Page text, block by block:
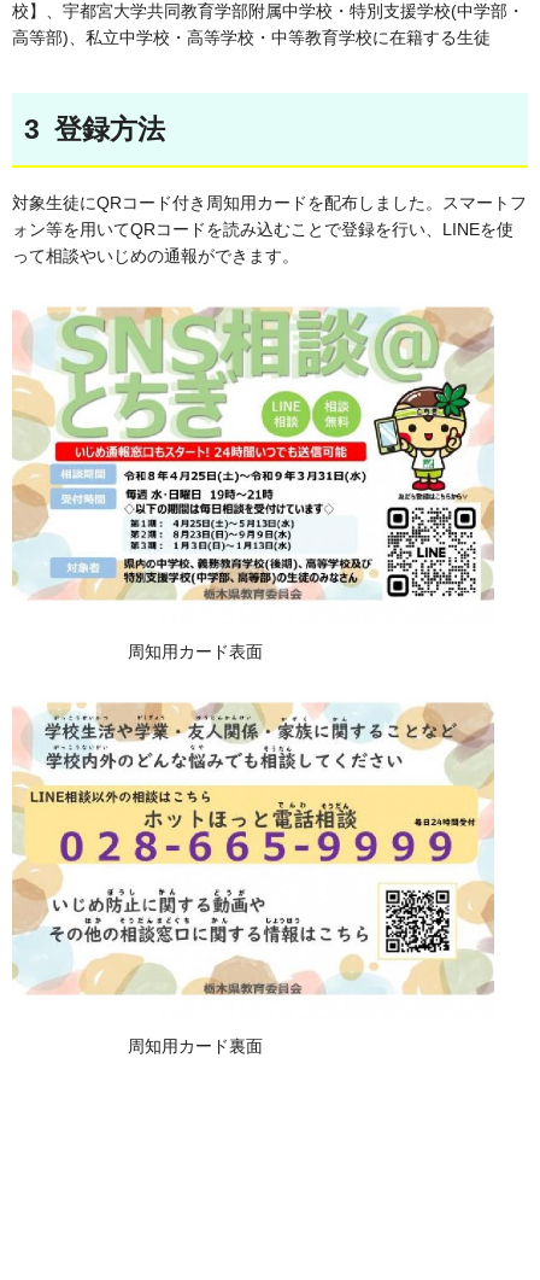
校】、宇都宮大学共同教育学部附属中学校・特別支援学校(中学部・
高等部)、私立中学校・高等学校・中等教育学校に在籍する生徒
3 登録方法
対象生徒にQRコード付き周知用カードを配布しました。スマートフ
ォン等を用いてQRコードを読み込むことで登録を行い、LINEを使
って相談やいじめの通報ができます。
周知用カード表面
周知用カード裏面